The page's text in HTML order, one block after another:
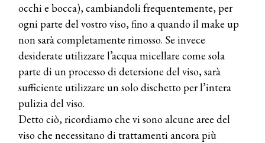
occhi e bocca), cambiandoli frequentemente, per
ogni parte del vostro viso, fino a quando il make up
non sarà completamente rimosso. Se invece
desiderate utilizzare l’acqua micellare come sola
parte di un processo di detersione del viso, sarà
sufficiente utilizzare un solo dischetto per l’intera
pulizia del viso.
Detto ciò, ricordiamo che vi sono alcune aree del
viso che necessitano di trattamenti ancora più